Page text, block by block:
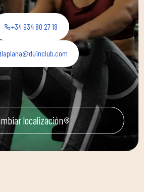
+34 934 80 27 18
laplana@duinclub.com
localización